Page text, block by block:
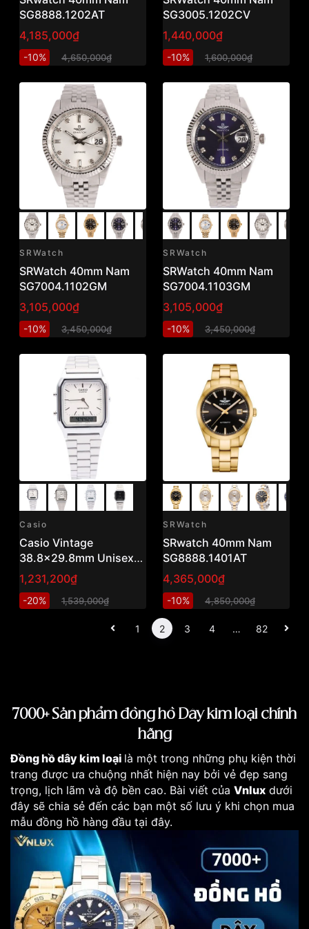
SG8888.1202AT
4,185,000₫
-10% 4,650,000₫
SG3005.1202CV
1,440,000₫
-10% 1,600,000₫
SRWatch
SRWatch 40mm Nam
SG7004.1102GM
3,105,000₫
-10% 3,450,000₫
SRWatch
SRWatch 40mm Nam
SG7004.1103GM
3,105,000₫
-10% 3,450,000₫
Casio
Casio Vintage
38.8x29.8mm Unisex
AQ-230A-7DMQ
1,231,200₫
-20% 1,539,000₫
SRWatch
SRwatch 40mm Nam
SG8888.1401AT
4,365,000₫
-10% 4,850,000₫
1 2 3 4 … 82
7000+ Sản phẩm đồng hồ Dây kim loại chính
hãng
Đồng hồ dây kim loại là một trong những phụ kiện thời
trang được ưa chuộng nhất hiện nay bởi vẻ đẹp sang
trọng, lịch lãm và độ bền cao. Bài viết của Vnlux dưới
đây sẽ chia sẻ đến các bạn một số lưu ý khi chọn mua
mẫu đồng hồ hàng đầu tại đây.